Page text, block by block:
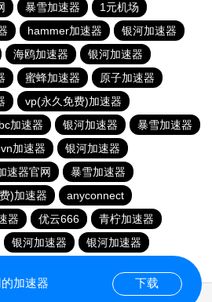
暴雪加速器
1元机场
hammer加速器
银河加速器
海鸥加速器
银河加速器
蜜蜂加速器
原子加速器
vp(永久免费)加速器
加速器 银河加速器
暴雪加速器
加速器
银河加速器
速器官网
暴雪加速器
)加速器
anyconnect
器 优云666
青柠加速器
银河加速器
银河加速器
加速器 下载